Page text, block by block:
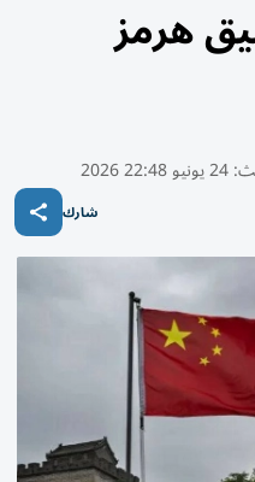
هرمز
24 يونيو 22:48 2026
شارك